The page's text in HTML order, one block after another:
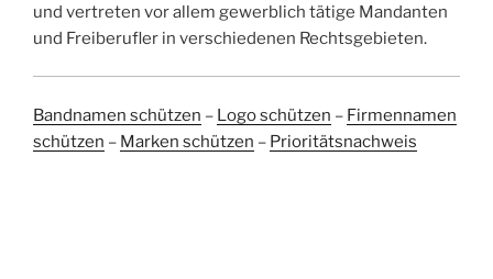
und vertreten vor allem gewerblich tätige Mandanten
und Freiberufler in verschiedenen Rechtsgebieten.
Bandnamen schützen – Logo schützen – Firmennamen
schützen – Marken schützen – Prioritätsnachweis